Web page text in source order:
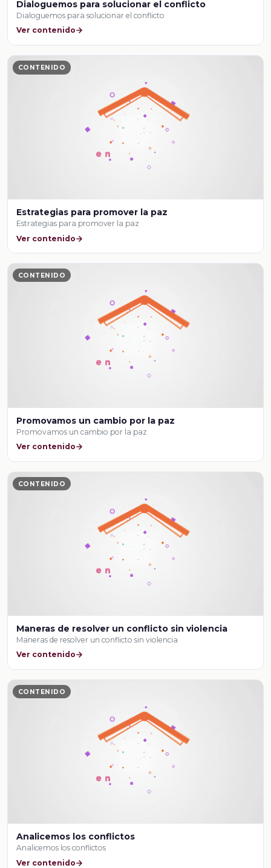
Dialoguemos para solucionar el conflicto
Dialoguemos para solucionar el conflicto
Ver contenido
CONTENIDO
Estrategias para promover la paz
Estrategias para promover la paz
Ver contenido
CONTENIDO
Promovamos un cambio por la paz
Promovamos un cambio por la paz
Ver contenido
CONTENIDO
Maneras de resolver un conflicto sin violencia
Maneras de resolver un conflicto sin violencia
Ver contenido
CONTENIDO
Analicemos los conflictos
Analicemos los conflictos
Ver contenido